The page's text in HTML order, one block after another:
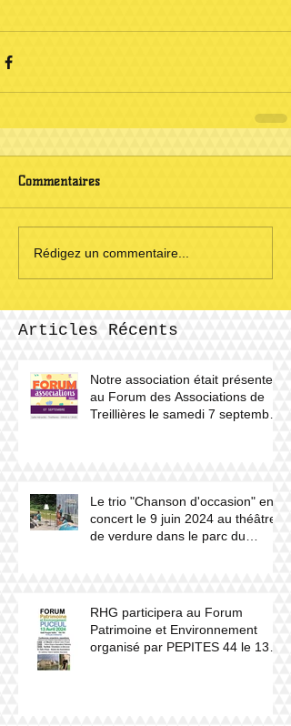
Commentaires
Rédigez un commentaire...
Articles Récents
Notre association était présente
au Forum des Associations de
Treillières le samedi 7 septembre
Le trio "Chanson d'occasion" en
concert le 9 juin 2024 au théâtre
de verdure dans le parc du
RHG participera au Forum
Patrimoine et Environnement
organisé par PEPITES 44 le 13